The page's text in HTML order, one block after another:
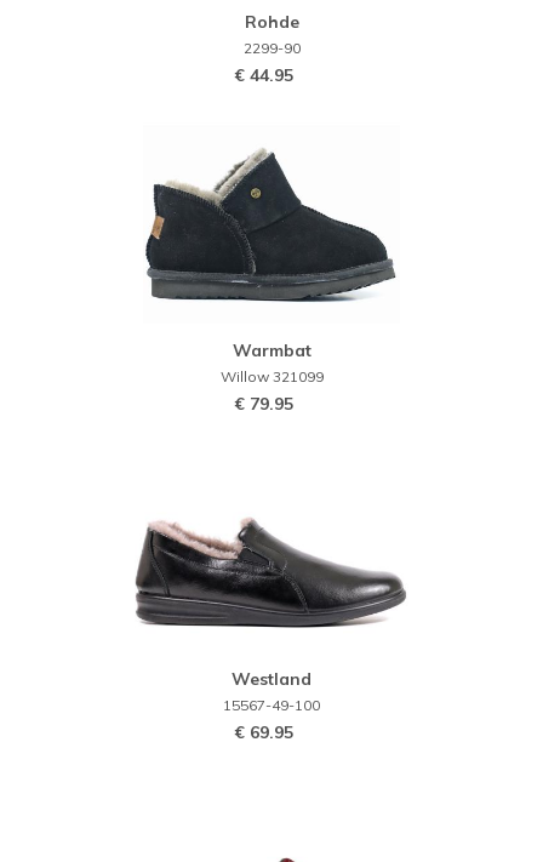
Rohde
2299-90
€ 44.95
Warmbat
Willow 321099
€ 79.95
Westland
15567-49-100
€ 69.95